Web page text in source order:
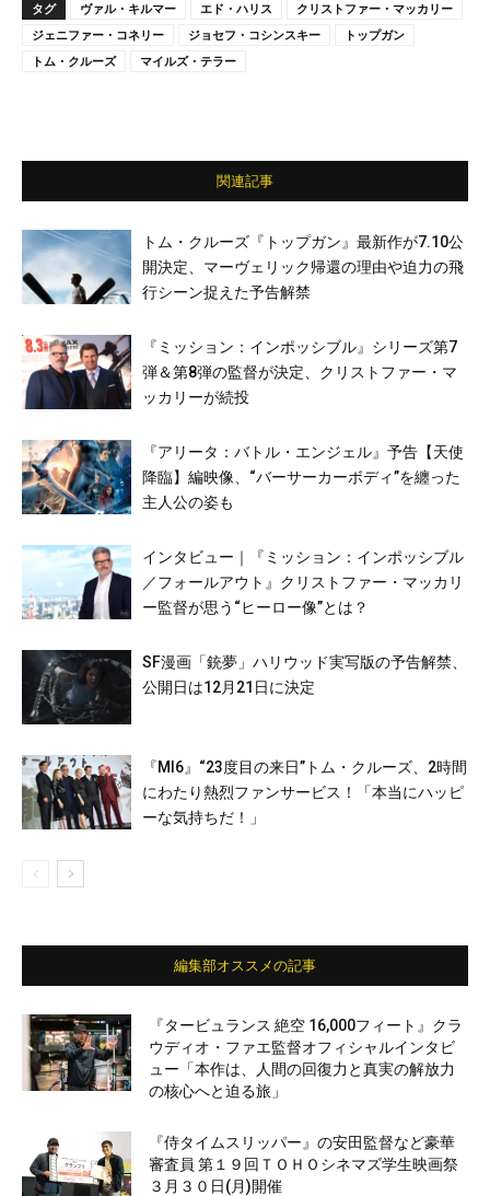
タグ ヴァル・キルマー エド・ハリス
クリストファー・マッカリー
ジェニファー・コネリー
ジョセフ・コシンスキー
トップガン
トム・クルーズ
マイルズ・テラー
関連記事
トム・クルーズ『トップガン』最新作が7.10公
開決定、マーヴェリック帰還の理由や迫力の飛
行シーン捉えた予告解禁
『ミッション：インポッシブル』シリーズ第7
弾＆第8弾の監督が決定、クリストファー・マ
ッカリーが続投
『アリータ：バトル・エンジェル』予告【天使
降臨】編映像、“バーサーカーボディ”を纏った
主人公の姿も
インタビュー｜『ミッション：インポッシブル
／フォールアウト』クリストファー・マッカリ
ー監督が思う“ヒーロー像”とは？
SF漫画「銃夢」ハリウッド実写版の予告解禁、
公開日は12月21日に決定
『MI6』“23度目の来日”トム・クルーズ、2時間
にわたり熱烈ファンサービス！「本当にハッピ
ーな気持ちだ！」
編集部オススメの記事
『タービュランス 絶空 16,000フィート』クラ
ウディオ・ファエ監督オフィシャルインタビ
ュー「本作は、人間の回復力と真実の解放力
の核心へと迫る旅」
『侍タイムスリッパー』の安田監督など豪華
審査員 第１９回ＴＯＨＯシネマズ学生映画祭
３月３０日(月)開催